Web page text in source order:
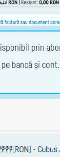
prin
bancă și